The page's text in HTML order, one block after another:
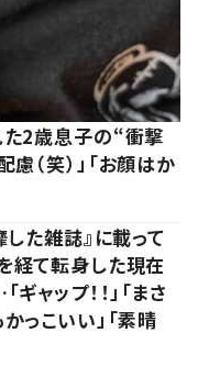
た2歳息子の“衝撃
（笑）」「お顔はか
た雑誌』に載って
経て転身した現在
ャップ！！」「まさ
っこいい」「素晴